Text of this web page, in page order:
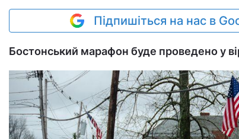
Підпишіться на нас в
Бостонський марафон буде проведено у